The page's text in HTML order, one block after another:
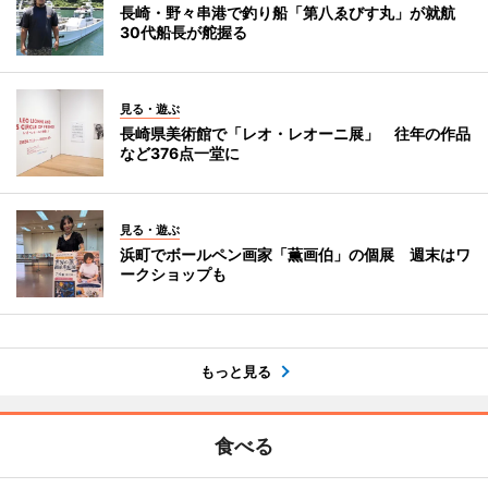
長崎・野々串港で釣り船「第八ゑびす丸」が就航
30代船長が舵握る
見る・遊ぶ
長崎県美術館で「レオ・レオーニ展」 往年の作品
など376点一堂に
見る・遊ぶ
浜町でボールペン画家「薫画伯」の個展 週末はワ
ークショップも
もっと見る
食べる